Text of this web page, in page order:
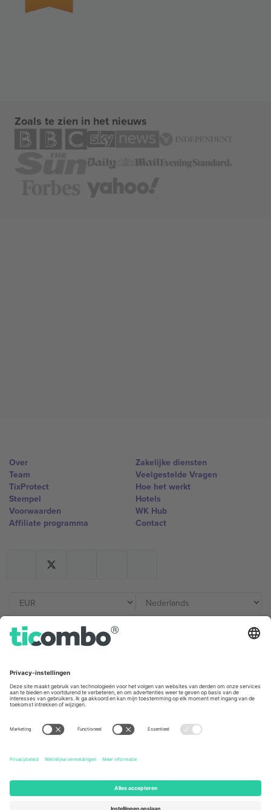
Zoals te zien in het nieuws
Over
Team
TixProtect
Stempel
Voorwaarden
Affiliate programma
Zakelijke diensten
Veelgestelde Vragen
Hoe het werkt
Hotels
WK Hub
Contact
Kantoren en ondersteuning
Germany
Unter den Linden 24, 10117
Berlin, Germany
167 City Road, London, Greater
London, EC1V 1AW, United
131 Continental Dr, Suite 305,
States